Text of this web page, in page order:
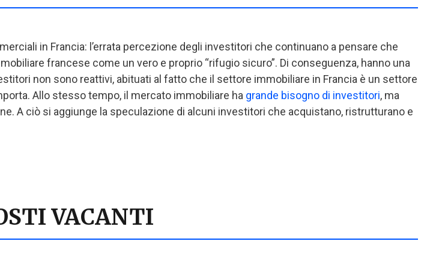
in Francia: l’errata percezione degli investitori che continuano a pensare che
francese come un vero e proprio “rifugio sicuro”. Di conseguenza, hanno una
non sono reattivi, abituati al fatto che il settore immobiliare in Francia è un settore
Allo stesso tempo, il mercato immobiliare ha grande bisogno di investitori, ma
A ciò si aggiunge la speculazione di alcuni investitori che acquistano, ristrutturano e
VACANTI